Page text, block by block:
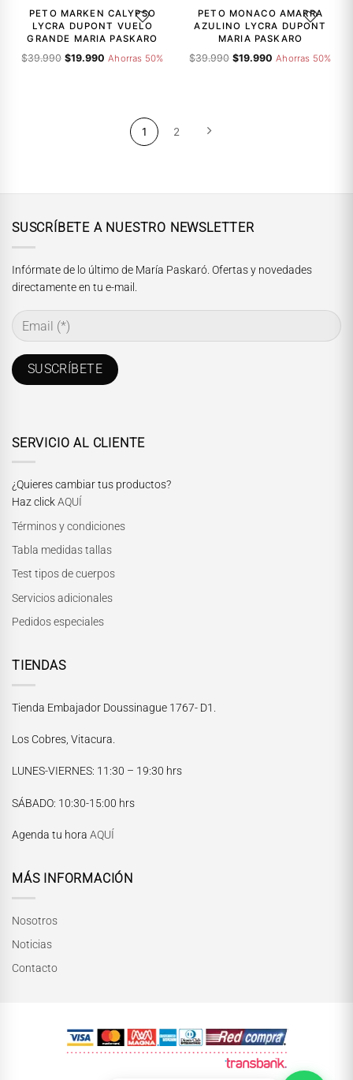
era:
$31.990.
es:
$24.990.
era:
$39.990.
es:
$19.990.
AGREGAR A LA LISTA DE DESEOS
PETO MARKEN CALYPSO
LYCRA DUPONT VUELO
GRANDE MARIA PASKARO
$39.990
El
$19.990
El
Ahorras 50%
AGREGAR
PETO MONACO AMARRA
AZULINO LYCRA DUPONT
MARIA PASKARO
$39.990
El
$19.990
El
Ahorras 50%
1 2
SUSCRÍBETE A NUESTRO NEWSLETTER
Infórmate de lo último de María Paskaró. Ofertas y novedades
directamente en tu e-mail.
SERVICIO AL CLIENTE
¿Quieres cambiar tus productos?
Haz clickAQUÍ
Términos y condiciones
Tabla medidas tallas
Test tipos de cuerpos
Servicios adicionales
Pedidos especiales
TIENDAS
Tienda Embajador Doussinague 1767- D1.
Los Cobres, Vitacura.
LUNES-VIERNES: 11:30 – 19:30 hrs
SÁBADO: 10:30-15:00 hrs
Agenda tu hora AQUÍ
MÁS INFORMACIÓN
Nosotros
Noticias
Contacto
María Paskaró